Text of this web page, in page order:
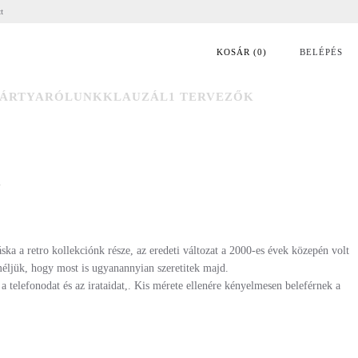
KOSÁR (0) BELÉPÉS
RÓLUNK KLAUZÁL1 TERVEZŐK
a retro kollekciónk része, az eredeti változat a 2000-es évek közepén volt
hogy most is ugyanannyian szeretitek majd.
telefonodat és az irataidat,. Kis mérete ellenére kényelmesen beleférnek a